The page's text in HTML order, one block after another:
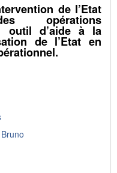
de l’Etat
opérations
outil d’aide à la
de l’Etat en